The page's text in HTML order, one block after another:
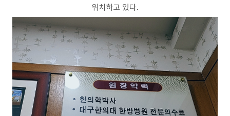
위치하고 있다.